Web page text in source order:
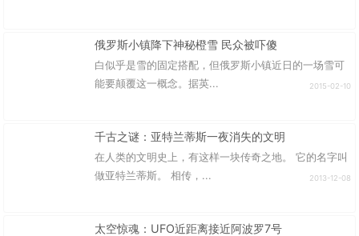
俄罗斯小镇降下神秘橙雪 民众被吓傻
白似乎是雪的固定搭配，但俄罗斯小镇近日的一场雪可
能要颠覆这一概念。据英...
2015-02-10
千古之谜：亚特兰蒂斯一夜消失的文明
在人类的文明史上，有这样一块传奇之地。 它的名字叫
做亚特兰蒂斯。 相传，...
2013-12-08
太空惊魂：UFO近距离接近阿波罗7号